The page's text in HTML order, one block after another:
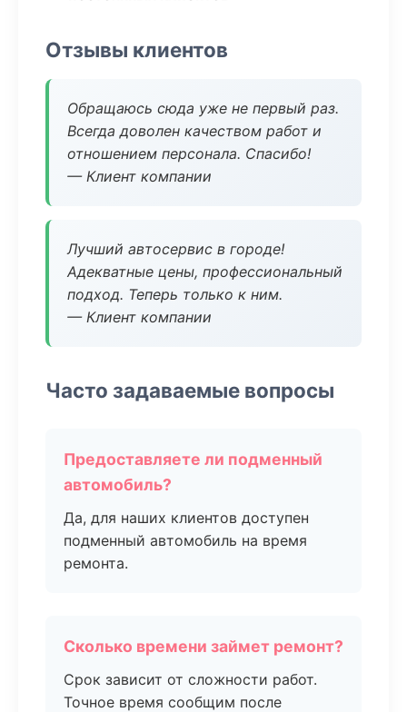
Отзывы клиентов
Обращаюсь сюда уже не первый раз.
Всегда доволен качеством работ и
отношением персонала. Спасибо!
— Клиент компании
Лучший автосервис в городе!
Адекватные цены, профессиональный
подход. Теперь только к ним.
— Клиент компании
Часто задаваемые вопросы
Предоставляете ли подменный
автомобиль?
Да, для наших клиентов доступен
подменный автомобиль на время
ремонта.
Сколько времени займет ремонт?
Срок зависит от сложности работ.
Точное время сообщим после